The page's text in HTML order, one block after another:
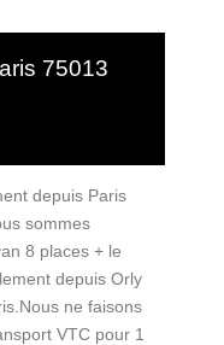
75013
depuis Paris
sommes
8 places + le
depuis Orly
ne faisons
VTC pour 1